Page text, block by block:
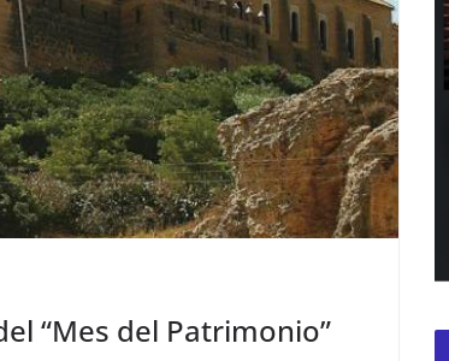
“Mes del Patrimonio”